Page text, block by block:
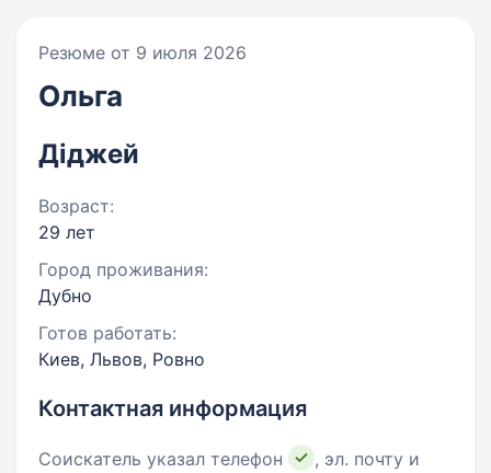
Резюме от 9 июля 2026
Ольга
Діджей
Возраст:
29 лет
Город проживания:
Дубно
Готов работать:
Киев, Львов, Ровно
Контактная информация
Соискатель указал телефон
, эл. почту и